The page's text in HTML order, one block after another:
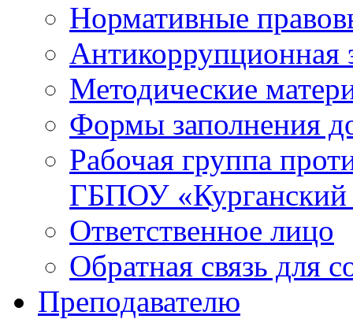
Нормативные
Антикоррупционная
Методические
Формы заполнения
Рабочая группа
ГБПОУ
Ответственное лицо
Обратная связь для
Преподавателю